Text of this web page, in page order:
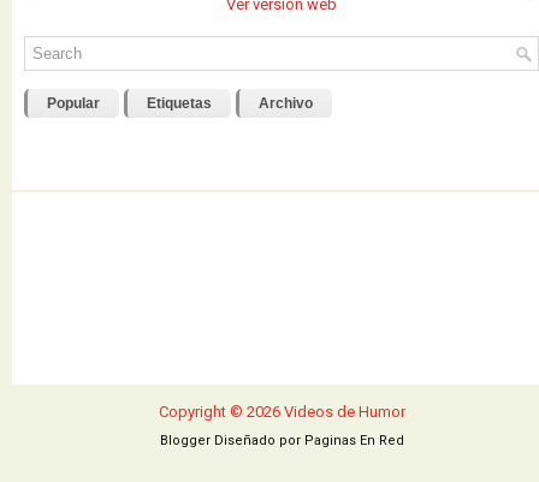
Ver versión web
Popular Etiquetas Archivo
Copyright © 2026 Videos de Humor
Blogger Diseñado por Paginas En Red